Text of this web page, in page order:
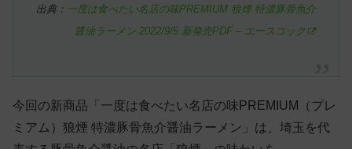
出典： 一度は食べたい名店の味PREMIUM 狼煙 特濃豚骨魚介
醤油ラーメン 2022/9/5 新発売PDF – エースコック
今回の新商品「一度は食べたい名店の味PREMIUM（プレ
ミアム）狼煙 特濃豚骨魚介醤油ラーメン」は、埼玉を代